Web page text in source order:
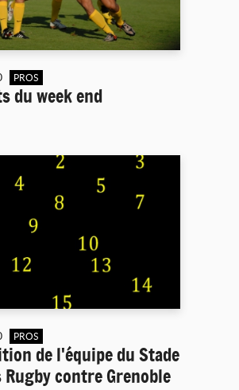
PROS
du week end
PROS
de l'équipe du Stade
contre Grenoble